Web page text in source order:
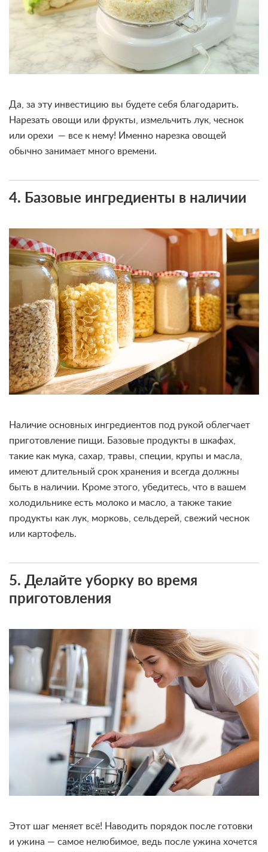
Да, за эту инвестицию вы будете себя благодарить.
Нарезать овощи или фрукты, измельчить лук, чеснок
или орехи — все к нему! Именно нарезка овощей
обычно занимает много времени.
4. Базовые ингредиенты в наличии
Наличие основных ингредиентов под рукой облегчает
приготовление пищи. Базовые продукты в шкафах,
такие как мука, сахар, травы, специи, крупы и масла,
имеют длительный срок хранения и всегда должны
быть в наличии. Кроме этого, убедитесь, что в вашем
холодильнике есть молоко и масло, а также такие
продукты как лук, морковь, сельдерей, свежий чеснок
или картофель.
5. Делайте уборку во время
приготовления
Этот шаг меняет всё! Наводить порядок после готовки
и ужина — самое нелюбимое, ведь после ужина хочется